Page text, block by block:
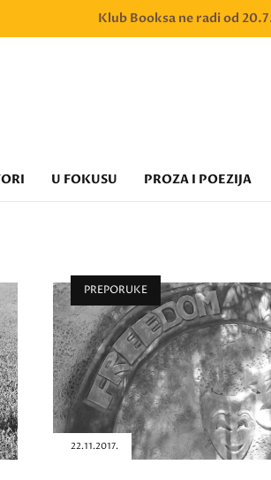
Klub Booksa ne radi od
U FOKUSU PROZA I POEZIJA
PREPORUKE
22.11.2017.